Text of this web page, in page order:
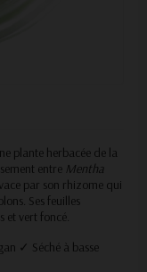
plante herbacée de la
entre Mentha
par son rhizome qui
Ses feuilles
et vert foncé.
✓ Séché à basse